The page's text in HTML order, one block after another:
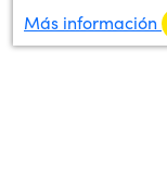
Más información